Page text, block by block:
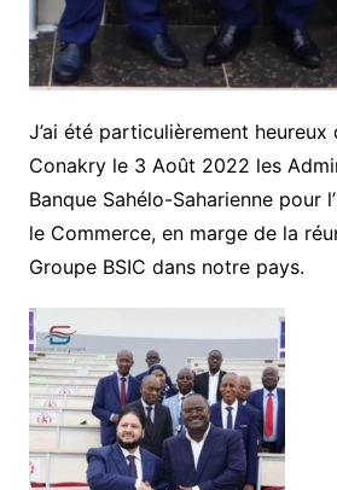
J’ai été particulièrement heureux
Conakry le 3 Août 2022 les
Banque Sahélo-Saharienne pour
le Commerce, en marge de la
Groupe BSIC dans notre pays.